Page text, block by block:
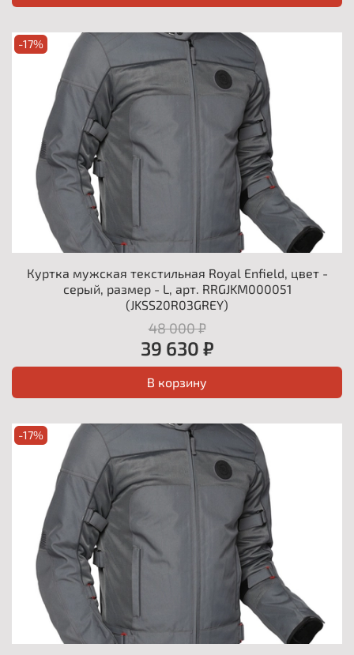
-17%
Куртка мужская текстильная Royal Enfield, цвет -
серый, размер - L, арт. RRGJKM000051
(JKSS20R03GREY)
48 000 ₽
39 630 ₽
В корзину
-17%